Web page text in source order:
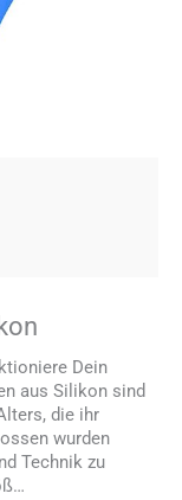
Dein
aus Silikon sind
die ihr
wurden
Technik zu